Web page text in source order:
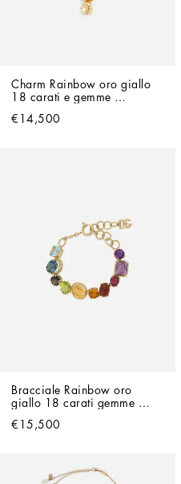
Charm Rainbow oro giallo
18 carati e gemme
€14,500
Bracciale Rainbow oro
giallo 18 carati gemme
€15,500